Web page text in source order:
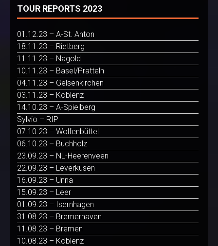
TOUR REPORTS 2023
01.12.23 – A-St. Anton
18.11.23 – Rietberg
11.11.23 – Nagold
10.11.23 – Basel/Pratteln
04.11.23 – Gelsenkirchen
03.11.23 – Koblenz
14.10.23 – A-Spielberg
Sylvio – RIP
07.10.23 – Wolfenbüttel
06.10.23 – Buchholz
23.09.23 – NL-Heerenveen
22.09.23 – Leverkusen
16.09.23 – Unna
15.09.23 – Leer
01.09.23 – Isernhagen
31.08.23 – Bremerhaven
11.08.23 – Bremen
10.08.23 – Koblenz